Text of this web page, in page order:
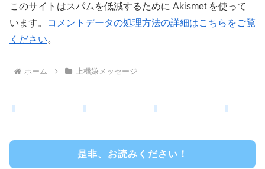
このサイトはスパムを低減するために Akismet を使って
います。
コメントデータの処理方法の詳細はこちらをご覧
ください。
ホーム 上機嫌メッセージ
是非、お読みください！